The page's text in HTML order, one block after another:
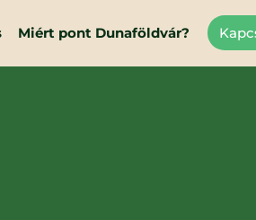
Miért pont Dunaföldvár?